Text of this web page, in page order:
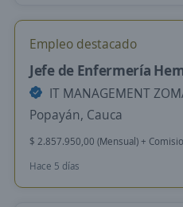
Empleo destacado
Jefe de Enfermería
IT MANAGEMENT
Popayán, Cauca
$ 2.857.950,00 (Mensual) +
Hace 5 días